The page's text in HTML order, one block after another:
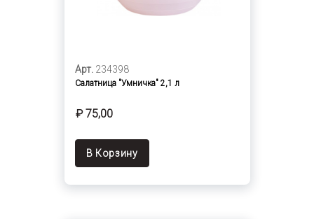
Арт. 234398
Салатница "Умничка" 2,1 л
₽ 75,00
В Корзину